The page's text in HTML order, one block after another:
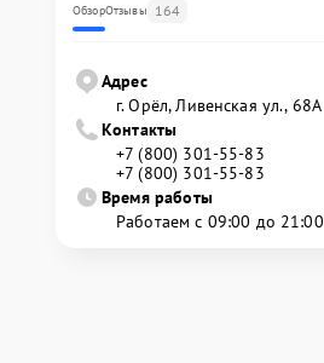
ОбзорОтзывы 164
Адрес
г. Орёл, Ливенская ул., 68А
Контакты
+7 (800) 301-55-83
+7 (800) 301-55-83
Время работы
Работаем с 09:00 до 21:00